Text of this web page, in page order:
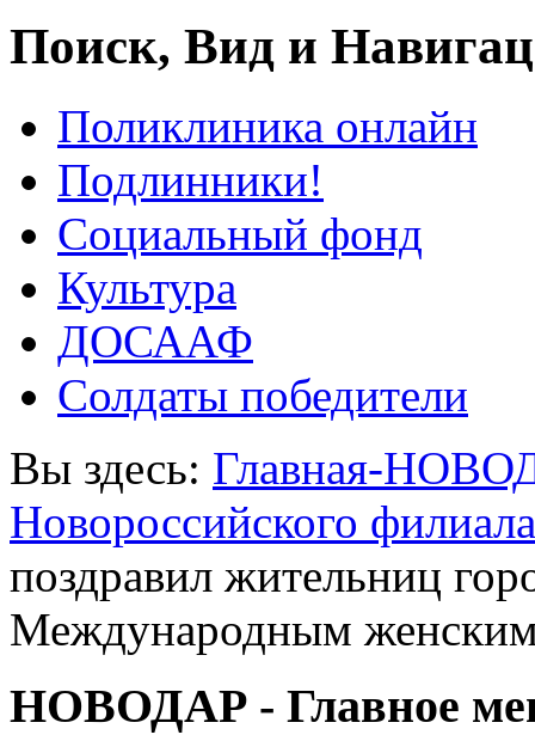
Поиск, Вид и
Поликлиника онлайн
Подлинники!
Социальный фонд
Культура
ДОСААФ
Солдаты победители
Вы здесь: Главная-
Новороссийского
поздравил жительниц
Международным
НОВОДАР - Главное